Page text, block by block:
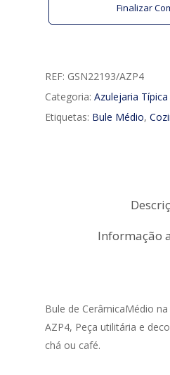
Finalizar
REF: GSN22193/AZP4
Categoria: Azulejaria Típica
Etiquetas: Bule Médio,
Informação
Bule de CerâmicaMédio
AZP4, Peça utilitária e
chá ou café.